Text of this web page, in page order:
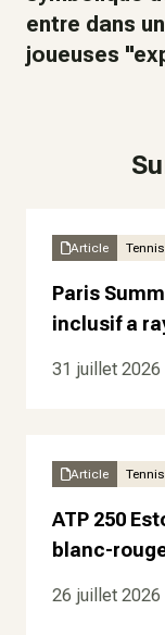
entre dans
joueuses
Article Tennis
Paris
inclusif a
31 juillet 2026
Article Tennis
ATP 250
blanc-
26 juillet 2026